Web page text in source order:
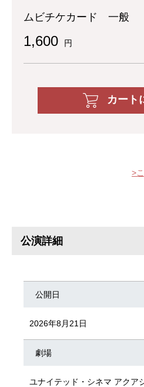
ムビチケカード 一般
1,600 円
カート
公演詳細
公開日
2026年8月21日
劇場
ユナイテッド・シネマ アクア